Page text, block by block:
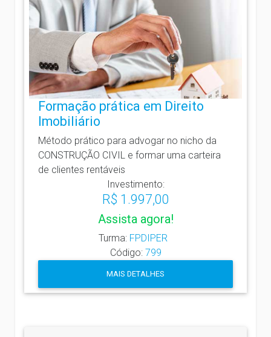
Formação prática em Direito
Imobiliário
Método prático para advogar no nicho da
CONSTRUÇÃO CIVIL e formar uma carteira
de clientes rentáveis
Investimento:
R$ 1.997,00
Assista agora!
Turma: FPDIPER
Código: 799
MAIS DETALHES